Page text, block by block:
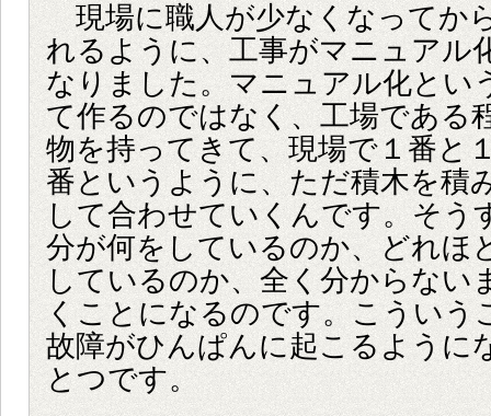
現場に職人が少なくなってか
れるように、工事がマニュアル
なりました。マニュアル化とい
て作るのではなく、工場である
物を持ってきて、現場で１番と
番というように、ただ積木を積
して合わせていくんです。そう
分が何をしているのか、どれほ
しているのか、全く分からない
くことになるのです。こういう
故障がひんぱんに起こるように
とつです。